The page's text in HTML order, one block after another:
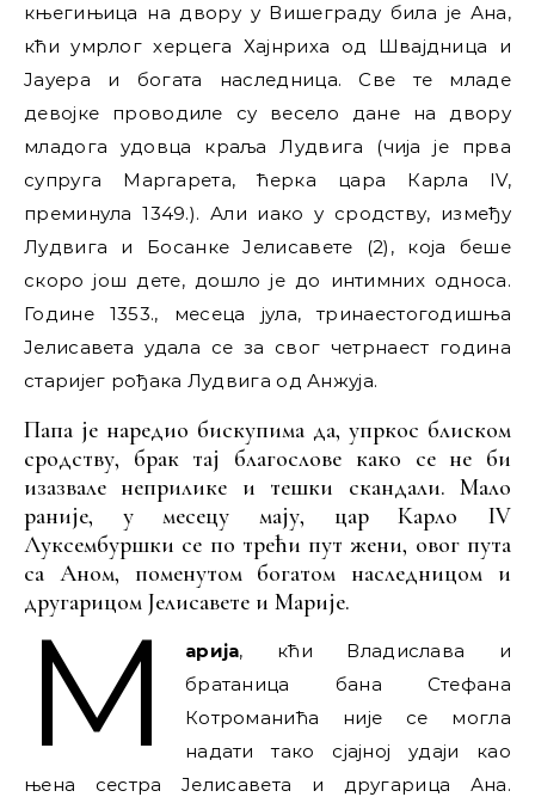
књегињица на двору у Вишеграду била је Ана,
кћи умрлог херцега Хајнриха од Швајдница и
Јауера и богата наследница. Све те младе
девојке проводиле су весело дане на двору
младога удовца краља Лудвига (чија је прва
супруга Маргарета, ћерка цара Карла IV,
преминула 1349.). Али иако у сродству, између
Лудвига и Босанке Јелисавете (2), која беше
скоро још дете, дошло је до интимних односа.
Године 1353., месеца јула, тринаестогодишња
Јелисавета удала се за свог четрнаест година
старијег рођака Лудвига од Анжуја.
Папа је наредио бискупима да, упркос блиском
сродству, брак тај благослове како се не би
изазвале неприлике и тешки скандали. Мало
раније, у месецу мају, цар Карло IV
Луксембуршки се по трећи пут жени, овог пута
са Аном, поменутом богатом наследницом и
другарицом Јелисавете и Марије.
М арија, кћи Владислава и
братаница бана Стефана
Котроманића није се могла
надати тако сјајној удаји као
њена сестра Јелисавета и другарица Ана.